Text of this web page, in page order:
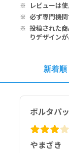
アスピリン喘息（
発作）又はその既
レビューは
必ず専門機関
投稿された
りデザイン
新着順
ボルタパ
やまざき